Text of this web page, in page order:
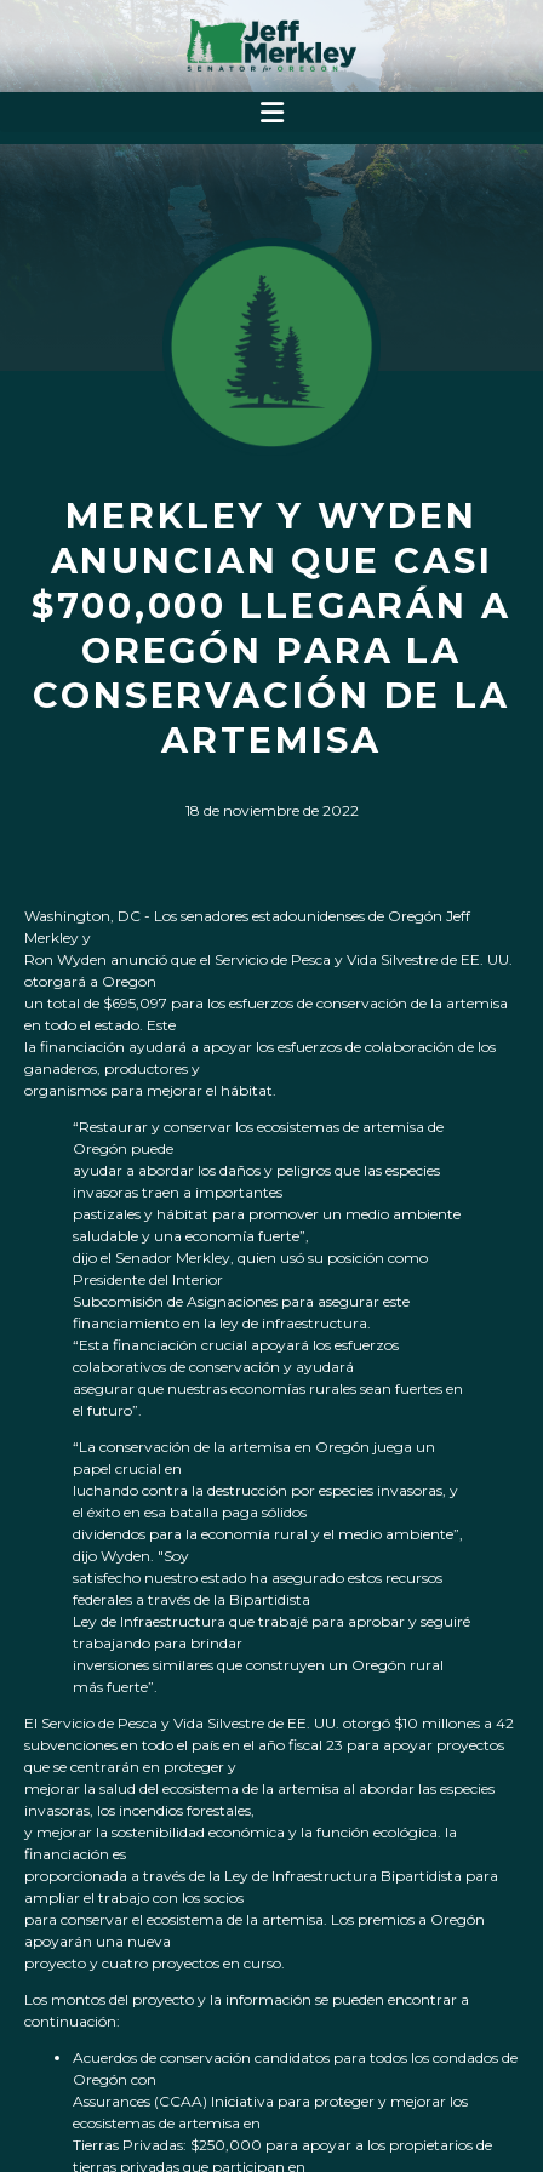
MERKLEY Y WYDEN
ANUNCIAN QUE CASI
$700,000 LLEGARÁN A
OREGÓN PARA LA
CONSERVACIÓN DE LA
ARTEMISA
18 de noviembre de 2022
Washington, DC - Los senadores estadounidenses de Oregón Jeff
Merkley y
Ron Wyden anunció que el Servicio de Pesca y Vida Silvestre de EE. UU.
otorgará a Oregon
un total de $695,097 para los esfuerzos de conservación de la artemisa
en todo el estado. Este
la financiación ayudará a apoyar los esfuerzos de colaboración de los
ganaderos, productores y
organismos para mejorar el hábitat.
“Restaurar y conservar los ecosistemas de artemisa de
Oregón puede
ayudar a abordar los daños y peligros que las especies
invasoras traen a importantes
pastizales y hábitat para promover un medio ambiente
saludable y una economía fuerte”,
dijo el Senador Merkley, quien usó su posición como
Presidente del Interior
Subcomisión de Asignaciones para asegurar este
financiamiento en la ley de infraestructura.
“Esta financiación crucial apoyará los esfuerzos
colaborativos de conservación y ayudará
asegurar que nuestras economías rurales sean fuertes en
el futuro”.
“La conservación de la artemisa en Oregón juega un
papel crucial en
luchando contra la destrucción por especies invasoras, y
el éxito en esa batalla paga sólidos
dividendos para la economía rural y el medio ambiente”,
dijo Wyden. "Soy
satisfecho nuestro estado ha asegurado estos recursos
federales a través de la Bipartidista
Ley de Infraestructura que trabajé para aprobar y seguiré
trabajando para brindar
inversiones similares que construyen un Oregón rural
más fuerte”.
El Servicio de Pesca y Vida Silvestre de EE. UU. otorgó $10 millones a 42
subvenciones en todo el país en el año fiscal 23 para apoyar proyectos
que se centrarán en proteger y
mejorar la salud del ecosistema de la artemisa al abordar las especies
invasoras, los incendios forestales,
y mejorar la sostenibilidad económica y la función ecológica. la
financiación es
proporcionada a través de la Ley de Infraestructura Bipartidista para
ampliar el trabajo con los socios
para conservar el ecosistema de la artemisa. Los premios a Oregón
apoyarán una nueva
proyecto y cuatro proyectos en curso.
Los montos del proyecto y la información se pueden encontrar a
continuación:
Acuerdos de conservación candidatos para todos los condados de
Oregón con
Assurances (CCAA) Iniciativa para proteger y mejorar los
ecosistemas de artemisa en
Tierras Privadas: $250,000 para apoyar a los propietarios de
tierras privadas que participan en